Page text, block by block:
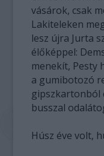
vásárok, csak
Lakiteleken
lesz újra Jurta
élőképpel:
menekít, Pesty
a gumibotozó
gipszkartonból
busszal
Húsz éve volt,